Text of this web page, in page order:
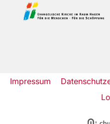
Impressum